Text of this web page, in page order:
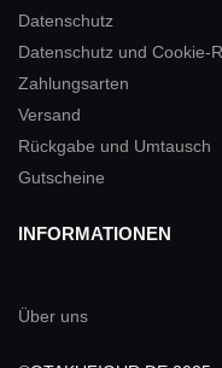
Datenschutz
Datenschutz und Cookie-
Zahlungsarten
Versand
Rückgabe und Umtausch
Gutscheine
INFORMATIONEN
Über uns